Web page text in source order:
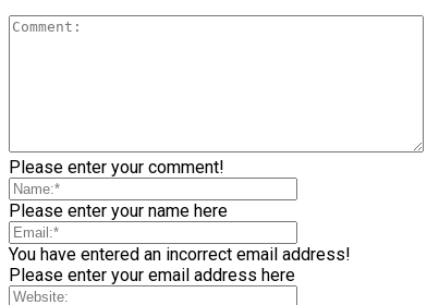
Please enter your comment!
Please enter your name here
You have entered an incorrect email address!
Please enter your email address here